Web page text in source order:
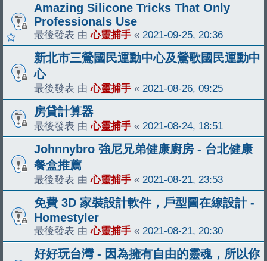
Amazing Silicone Tricks That Only
Professionals Use
最後發表 由心靈捕手 « 2021-09-25, 20:36
新北市三鶯國民運動中心及鶯歌國民運動中
心
最後發表 由心靈捕手 « 2021-08-26, 09:25
房貸計算器
最後發表 由心靈捕手 « 2021-08-24, 18:51
Johnnybro 強尼兄弟健康廚房 - 台北健康
餐盒推薦
最後發表 由心靈捕手 « 2021-08-21, 23:53
免費 3D 家裝設計軟件，戶型圖在線設計 -
Homestyler
最後發表 由心靈捕手 « 2021-08-21, 20:30
好好玩台灣 - 因為擁有自由的靈魂，所以你